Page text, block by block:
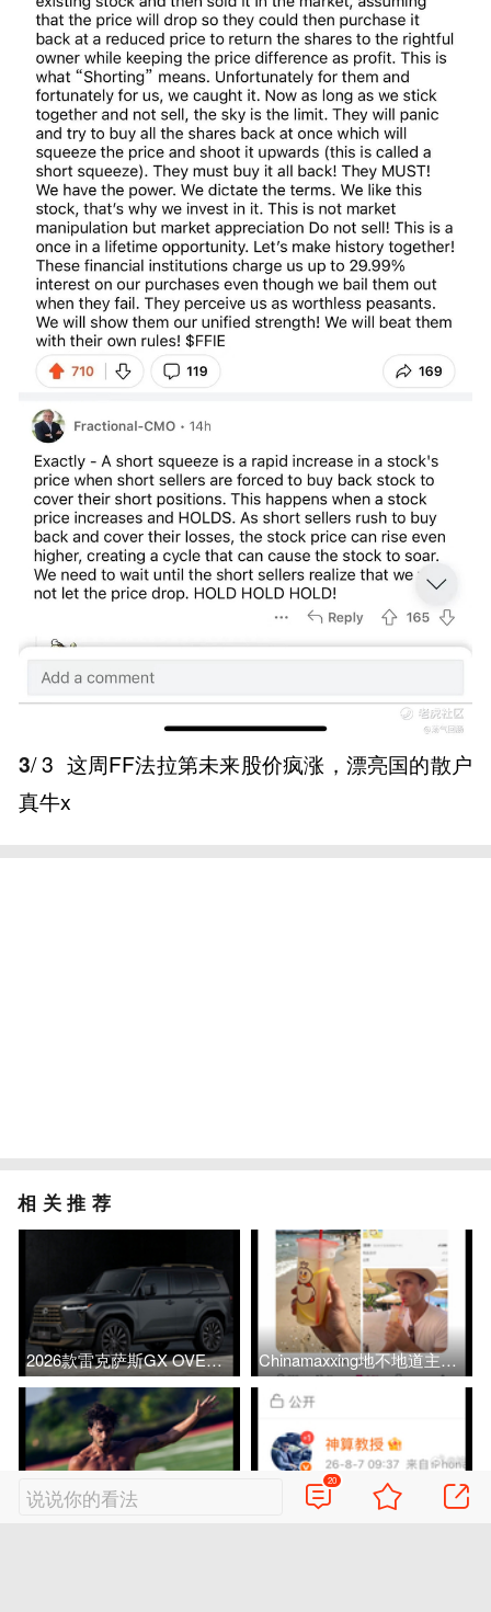
3/ 3 这周FF法拉第未来股价疯涨，漂亮国的散户
真牛x ​
相关推荐
2026款雷克萨斯GX OVERTRAIL 黑马藏金版 官图 Chinamaxxing地不地道主要看价格
说说你的看法
20